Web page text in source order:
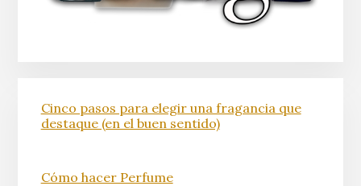
Cinco pasos para elegir una fragancia que
destaque (en el buen sentido)
Cómo hacer Perfume